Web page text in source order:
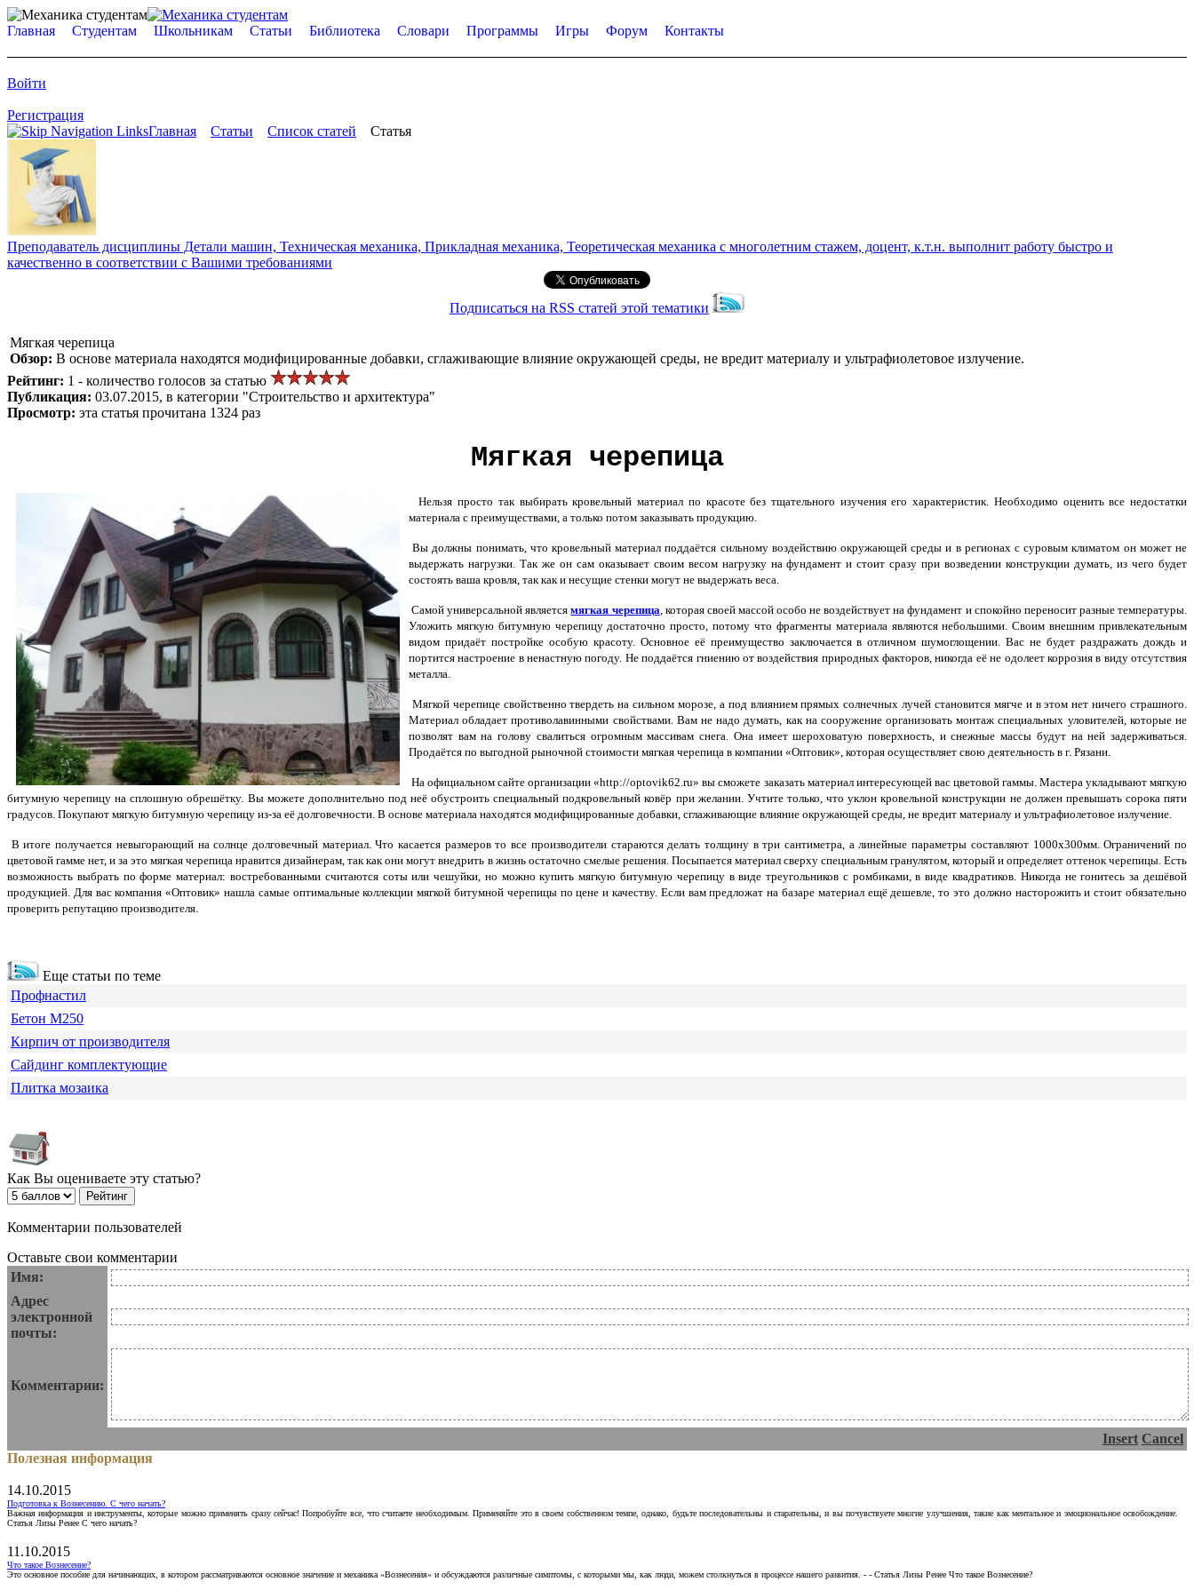
Главная Студентам Школьникам Статьи Библиотека Словари Программы Игры Форум Контакты
Войти
Регистрация
Главная
Статьи Список статей Статья
Преподаватель дисциплины Детали машин, Техническая механика, Прикладная механика, Теоретическая механика с многолетним стажем, доцент, к.т.н. выполнит работу быстро и
качественно в соответствии с Вашими требованиями
Подписаться на RSS статей этой тематики
Мягкая черепица
Обзор: В основе материала находятся модифицированные добавки, сглаживающие влияние окружающей среды, не вредит материалу и ультрафиолетовое излучение.
Рейтинг: 1 - количество голосов за статью
Публикация: 03.07.2015, в категории "Строительство и архитектура"
Просмотр: эта статья прочитана 1324 раз
Мягкая черепица
Нельзя просто так выбирать кровельный материал по красоте без тщательного изучения его характеристик. Необходимо оценить все недостатки
материала с преимуществами, а только потом заказывать продукцию.
Вы должны понимать, что кровельный материал поддаётся сильному воздействию окружающей среды и в регионах с суровым климатом он может не
выдержать нагрузки. Так же он сам оказывает своим весом нагрузку на фундамент и стоит сразу при возведении конструкции думать, из чего будет
состоять ваша кровля, так как и несущие стенки могут не выдержать веса.
Самой универсальной являетсямягкая черепица, которая своей массой особо не воздействует на фундамент и спокойно переносит разные температуры.
Уложить мягкую битумную черепицу достаточно просто, потому что фрагменты материала являются небольшими. Своим внешним привлекательным
видом придаёт постройке особую красоту. Основное её преимущество заключается в отличном шумоглощении. Вас не будет раздражать дождь и
портится настроение в ненастную погоду. Не поддаётся гниению от воздействия природных факторов, никогда её не одолеет коррозия в виду отсутствия
металла.
Мягкой черепице свойственно твердеть на сильном морозе, а под влиянием прямых солнечных лучей становится мягче и в этом нет ничего страшного.
Материал обладает противолавинными свойствами. Вам не надо думать, как на сооружение организовать монтаж специальных уловителей, которые не
позволят вам на голову свалиться огромным массивам снега. Она имеет шероховатую поверхность, и снежные массы будут на ней задерживаться.
Продаётся по выгодной рыночной стоимости мягкая черепица в компании «Оптовик», которая осуществляет свою деятельность в г. Рязани.
На официальном сайте организации «http://optovik62.ru» вы сможете заказать материал интересующей вас цветовой гаммы. Мастера укладывают мягкую
битумную черепицу на сплошную обрешётку. Вы можете дополнительно под неё обустроить специальный подкровельный ковёр при желании. Учтите только, что уклон кровельной конструкции не должен превышать сорока пяти
градусов. Покупают мягкую битумную черепицу из-за её долговечности. В основе материала находятся модифицированные добавки, сглаживающие влияние окружающей среды, не вредит материалу и ультрафиолетовое излучение.
В итоге получается невыгорающий на солнце долговечный материал. Что касается размеров то все производители стараются делать толщину в три сантиметра, а линейные параметры составляют 1000х300мм. Ограничений по
цветовой гамме нет, и за это мягкая черепица нравится дизайнерам, так как они могут внедрить в жизнь остаточно смелые решения. Посыпается материал сверху специальным гранулятом, который и определяет оттенок черепицы. Есть
возможность выбрать по форме материал: востребованными считаются соты или чешуйки, но можно купить мягкую битумную черепицу в виде треугольников с ромбиками, в виде квадратиков. Никогда не гонитесь за дешёвой
продукцией. Для вас компания «Оптовик» нашла самые оптимальные коллекции мягкой битумной черепицы по цене и качеству. Если вам предложат на базаре материал ещё дешевле, то это должно насторожить и стоит обязательно
проверить репутацию производителя.
Еще статьи по теме
Профнастил
Бетон М250
Кирпич от производителя
Сайдинг комплектующие
Плитка мозаика
Как Вы оцениваете эту статью?
Комментарии пользователей
Оставьте свои комментарии
Имя:
Адрес
электронной
почты:
Комментарии:
Insert Cancel
Полезная информация
14.10.2015
Подготовка к Вознесению. С чего начать?
Важная информация и инструменты, которые можно применять сразу сейчас! Попробуйте все, что считаете необходимым. Применяйте это в своем собственном темпе, однако, будьте последовательны и старательны, и вы почувствуете многие улучшения, такие как ментальное и эмоциональное освобождение.
Статья Лизы Ренее С чего начать?
11.10.2015
Что такое Вознесение?
Это основное пособие для начинающих, в котором рассматриваются основное значение и механика «Вознесения» и обсуждаются различные симптомы, с которыми мы, как люди, можем столкнуться в процессе нашего развития. - - Статья Лизы Ренее Что такое Вознесение?